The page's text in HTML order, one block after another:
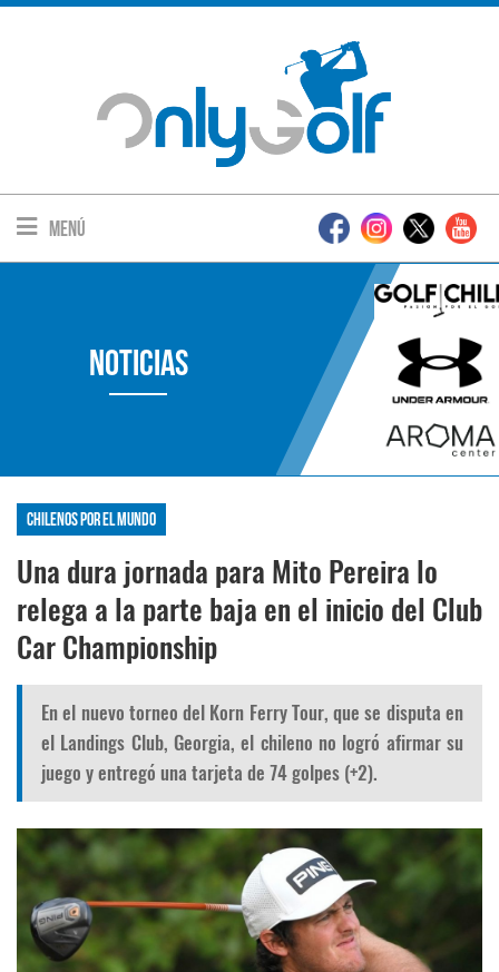
Menú
Noticias
Chilenos por el mundo
Una dura jornada para Mito Pereira lo
relega a la parte baja en el inicio del Club
Car Championship
En el nuevo torneo del Korn Ferry Tour, que se disputa en
el Landings Club, Georgia, el chileno no logró afirmar su
juego y entregó una tarjeta de 74 golpes (+2).